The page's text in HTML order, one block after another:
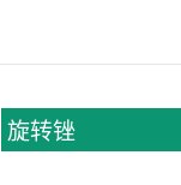
旋转锉